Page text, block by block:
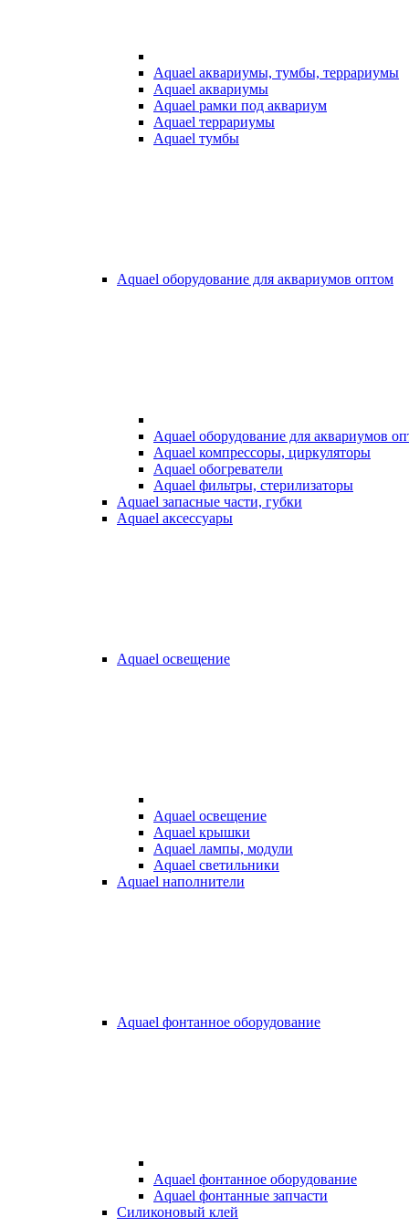
Aquael аквариумы, тумбы, террариумы
Aquael аквариумы
Aquael рамки под аквариум
Aquael террариумы
Aquael тумбы
Aquael оборудование для аквариумов оптом
Aquael оборудование для аквариумов
Aquael компрессоры, циркуляторы
Aquael обогреватели
Aquael фильтры, стерилизаторы
Aquael запасные части, губки
Aquael аксессуары
Aquael освещение
Aquael освещение
Aquael крышки
Aquael лампы, модули
Aquael светильники
Aquael наполнители
Aquael фонтанное оборудование
Aquael фонтанное оборудование
Aquael фонтанные запчасти
Силиконовый клей